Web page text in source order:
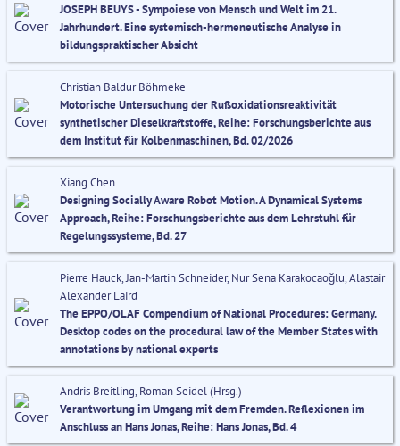
JOSEPH BEUYS - Sympoiese von Mensch und Welt im 21.
Jahrhundert. Eine systemisch-hermeneutische Analyse in
bildungspraktischer Absicht
Christian Baldur Böhmeke
Motorische Untersuchung der Rußoxidationsreaktivität
synthetischer Dieselkraftstoffe, Reihe: Forschungsberichte aus
dem Institut für Kolbenmaschinen, Bd. 02/2026
Xiang Chen
Designing Socially Aware Robot Motion. A Dynamical Systems
Approach, Reihe: Forschungsberichte aus dem Lehrstuhl für
Regelungssysteme, Bd. 27
Pierre Hauck, Jan-Martin Schneider, Nur Sena Karakocaoğlu, Alastair
Alexander Laird
The EPPO/OLAF Compendium of National Procedures: Germany.
Desktop codes on the procedural law of the Member States with
annotations by national experts
Andris Breitling, Roman Seidel (Hrsg.)
Verantwortung im Umgang mit dem Fremden. Reflexionen im
Anschluss an Hans Jonas, Reihe: Hans Jonas, Bd. 4